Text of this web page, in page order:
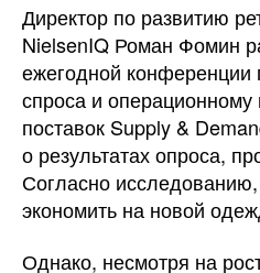
Директор по развитию
NielsenIQ Роман Фомин
ежегодной конференции
спроса и
поставок Supply &
о результатах опроса,
Согласно
экономить на новой
Однако, несмотря на